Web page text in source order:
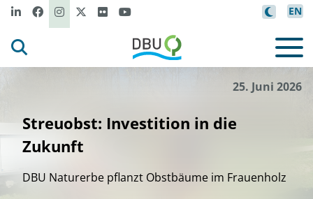
EN
©
Anna Ba
25. Juni 2026
Streuobst: Investition in die
Zukunft
DBU Naturerbe pflanzt Obstbäume im Frauenholz